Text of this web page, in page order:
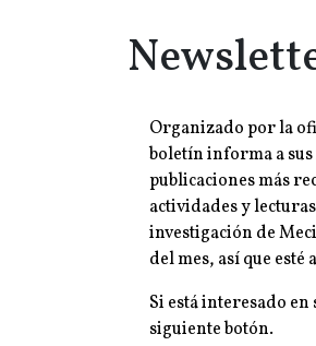
Organizado por la
boletín informa a
publicaciones más
actividades y
investigación de
del mes, así que
Si está interesado
siguiente botón.